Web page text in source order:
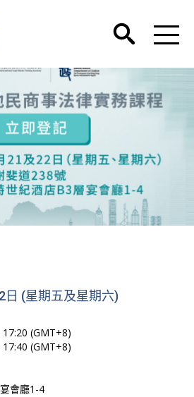
日 (星期五及星期六)
(GMT+8)
(GMT+8)
會廳1-4